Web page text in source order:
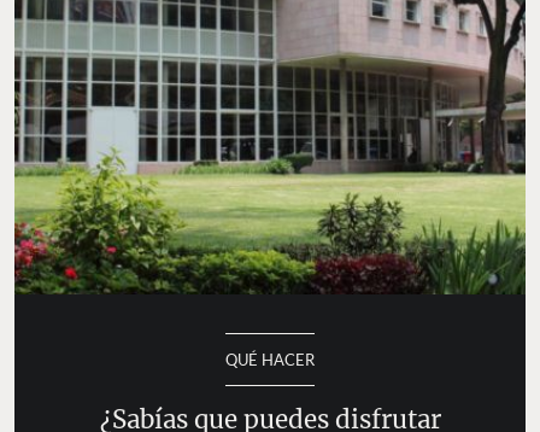
QUÉ HACER
¿Sabías que puedes disfrutar